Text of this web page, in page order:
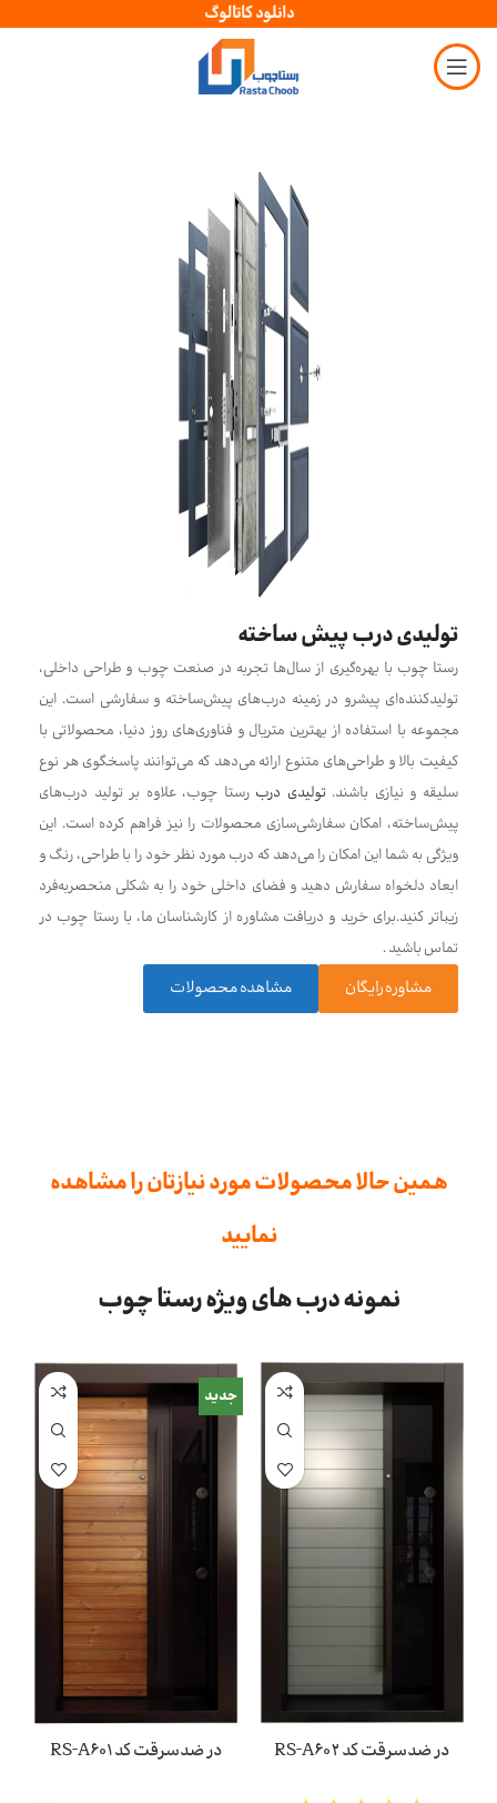
دانلود کاتالوگ
تولیدی درب پیش ساخته
رستا چوب با بهره‌گیری از سال‌ها تجربه در صنعت چوب و طراحی داخلی،
تولیدکننده‌ای پیشرو در زمینه درب‌های پیش‌ساخته و سفارشی است. این
مجموعه با استفاده از بهترین متریال و فناوری‌های روز دنیا، محصولاتی با
کیفیت بالا و طراحی‌های متنوع ارائه می‌دهد که می‌توانند پاسخگوی هر نوع
سلیقه و نیازی باشند.تولیدی درب رستا چوب، علاوه بر تولید درب‌های
پیش‌ساخته، امکان سفارشی‌سازی محصولات را نیز فراهم کرده است. این
ویژگی به شما این امکان را می‌دهد که درب مورد نظر خود را با طراحی، رنگ و
ابعاد دلخواه سفارش دهید و فضای داخلی خود را به شکلی منحصربه‌فرد
زیباتر کنید.برای خرید و دریافت مشاوره از کارشناسان ما، با رستا چوب در
تماس باشید .
مشاوره رایگان مشاهده محصولات
همین حالا محصولات مورد نیازتان را مشاهده
نمایید
نمونه درب های ویژه رستا چوب
در ضدسرقت کد RS-A602
جدید
در ضدسرقت کد RS-A601